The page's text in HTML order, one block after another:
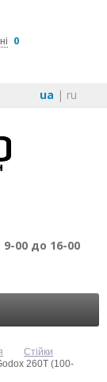
0
ua | ru
00 до 16-00
Стійки
260T (100-